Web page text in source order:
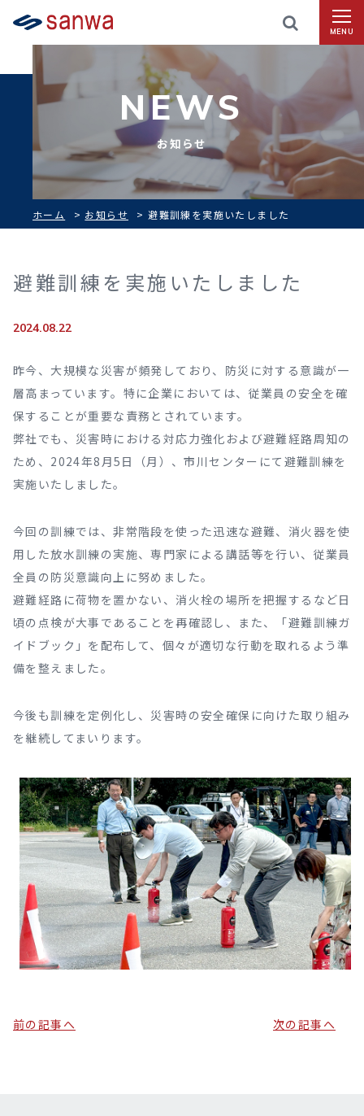
MENU
NEWS
お知らせ
ホーム > お知らせ >避難訓練を実施いたしました
避難訓練を実施いたしました
2024.08.22
昨今、大規模な災害が頻発しており、防災に対する意識が一
層高まっています。特に企業においては、従業員の安全を確
保することが重要な責務とされています。
弊社でも、災害時における対応力強化および避難経路周知の
ため、2024年8月5日（月）、市川センターにて避難訓練を
実施いたしました。
今回の訓練では、非常階段を使った迅速な避難、消火器を使
用した放水訓練の実施、専門家による講話等を行い、従業員
全員の防災意識向上に努めました。
避難経路に荷物を置かない、消火栓の場所を把握するなど日
頃の点検が大事であることを再確認し、また、「避難訓練ガ
イドブック」を配布して、個々が適切な行動を取れるよう準
備を整えました。
今後も訓練を定例化し、災害時の安全確保に向けた取り組み
を継続してまいります。
前の記事へ 次の記事へ